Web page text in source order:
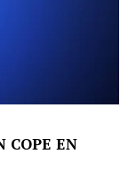
COPE EN